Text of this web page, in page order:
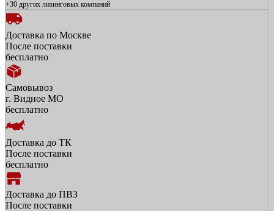
+30 других лизинговых компаний
Доставка по Москве
После поставки
бесплатно
Самовывоз
г. Видное МО
бесплатно
Доставка до ТК
После поставки
бесплатно
Доставка до ПВЗ
После поставки